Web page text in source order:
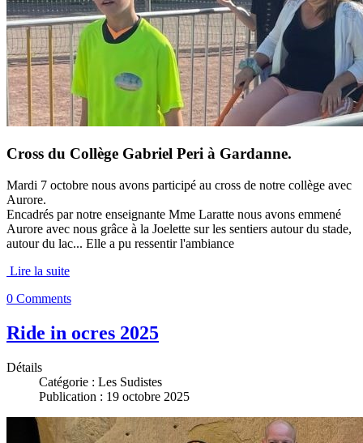
Cross du Collège Gabriel Peri à Gardanne.
Mardi 7 octobre nous avons participé au cross de notre collège avec
Aurore.
Encadrés par notre enseignante Mme Laratte nous avons emmené
Aurore avec nous grâce à la Joelette sur les sentiers autour du stade,
autour du lac... Elle a pu ressentir l'ambiance
Lire la suite
0 Comments
Ride in ocres 2025
Détails
Catégorie : Les Sudistes
Publication : 19 octobre 2025